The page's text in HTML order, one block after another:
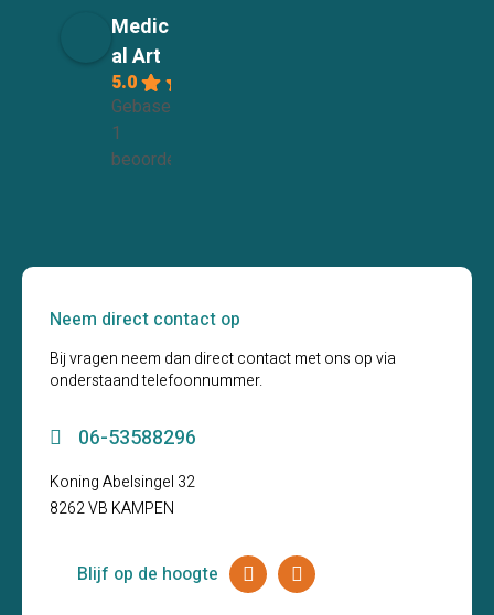
Medic
al Art
5.0
Gebaseerd op
1
beoordelingen
Neem direct contact op
Bij vragen neem dan direct contact met ons op via
onderstaand telefoonnummer.
06-53588296
Koning Abelsingel 32
8262 VB KAMPEN
Blijf op de hoogte